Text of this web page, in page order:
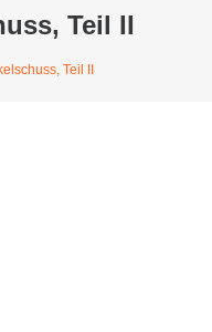
Teil II
Teil II